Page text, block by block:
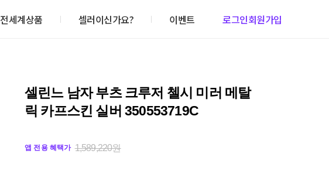
전세계상품 셀러이신가요? 이벤트 로그인회원가입
셀린느 남자 부츠 크루저 첼시 미러 메탈
릭 카프스킨 실버 350553719C
앱 전용 혜택가 1,589,220원